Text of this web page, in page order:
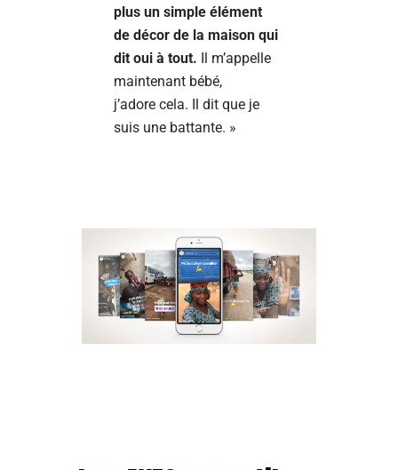
plus un simple élément
de décor de la maison qui
dit oui à tout.
Il m’appelle
maintenant bébé,
j’adore cela. Il dit que je
suis une battante. »